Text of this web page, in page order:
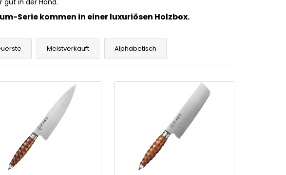
in der Hand.
Serie kommen in einer luxuriösen Holzbox.
Meistverkauft Alphabetisch